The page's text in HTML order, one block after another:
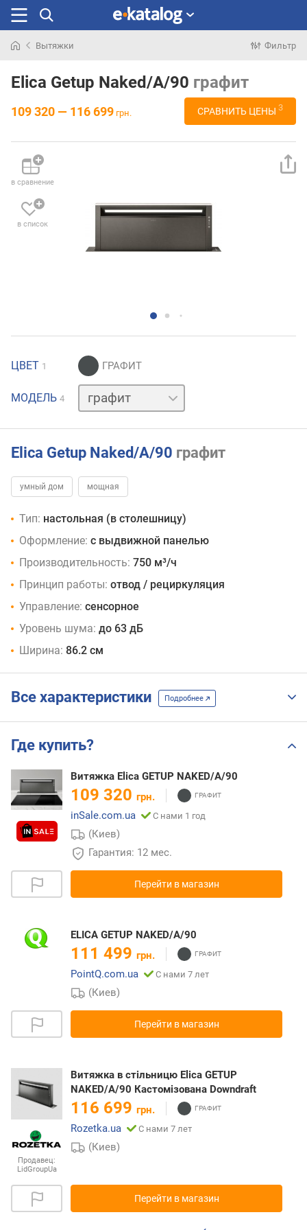
раньше
Вытяжки Фильтр
Elica Getup Naked/A/90 графит
109 320 — 116 699 грн. СРАВНИТЬ ЦЕНЫ 3
в сравнение
в список
ЦВЕТ 1
МОДЕЛЬ 4
нержавейка
серый
Elica Getup Naked/A/90 графит
умный дом мощная
Тип: настольная (в столешницу)
Оформление: с выдвижной панелью
Производительность: 750 м³/ч
Принцип работы: отвод / рециркуляция
Управление: сенсорное
Уровень шума: до 63 дБ
Ширина: 86.2 см
Все характеристики Подробнее
Где купить?
Витяжка Elica GETUP NAKED/A/90
109 320 грн.
inSale.com.ua
С нами 1 год
(Киев)
Гарантия: 12 мес.
Перейти в магазин
ELICA GETUP NAKED/A/90
111 499 грн.
PointQ.com.ua
С нами 7 лет
(Киев)
Перейти в магазин
Продавец:
LidGroupUa
Витяжка в стільницю Elica GETUP
NAKED/A/90 Кастомізована Downdraft
116 699 грн.
Rozetka.ua
С нами 7 лет
(Киев)
Перейти в магазин